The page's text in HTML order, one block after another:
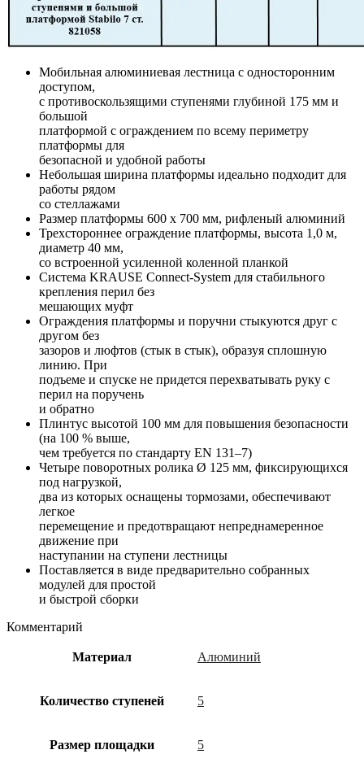
Мобильная алюминиевая лестница с односторонним
доступом,
с противоскользящими ступенями глубиной 175 мм и
большой
платформой с ограждением по всему периметру
платформы для
безопасной и удобной работы
Небольшая ширина платформы идеально подходит для
работы рядом
со стеллажами
Размер платформы 600 x 700 мм, рифленый алюминий
Трехстороннее ограждение платформы, высота 1,0 м,
диаметр 40 мм,
со встроенной усиленной коленной планкой
Система KRAUSE Connect-System для стабильного
крепления перил без
мешающих муфт
Ограждения платформы и поручни стыкуются друг с
другом без
зазоров и люфтов (стык в стык), образуя сплошную
линию. При
подъеме и спуске не придется перехватывать руку с
перил на поручень
и обратно
Плинтус высотой 100 мм для повышения безопасности
(на 100 % выше,
чем требуется по стандарту EN 131–7)
Четыре поворотных ролика Ø 125 мм, фиксирующихся
под нагрузкой,
два из которых оснащены тормозами, обеспечивают
легкое
перемещение и предотвращают непреднамеренное
движение при
наступании на ступени лестницы
Поставляется в виде предварительно собранных
модулей для простой
и быстрой сборки
Комментарий
Материал Алюминий
Количество ступеней 5
Размер площадки 5